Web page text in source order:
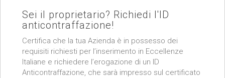
Sei il proprietario? Richiedi l'ID
anticontraffazione!
Certifica che la tua Azienda è in possesso dei
requisiti richiesti per l’inserimento in Eccellenze
Italiane e richiedere l’erogazione di un ID
Anticontraffazione, che sarà impresso sul certificato